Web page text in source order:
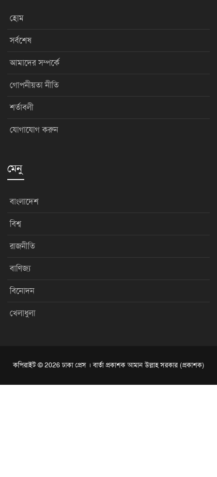
হোম
সর্বশেষ
আমাদের সম্পর্কে
গোপনীয়তা নীতি
শর্তাবলী
যোগাযোগ করুন
মেনু
বাংলাদেশ
বিশ্ব
রাজনীতি
বাণিজ্য
বিনোদন
খেলাধুলা
কপিরাইট © 2026 ঢাকা প্রেস । বার্তা প্রকাশক আমান উল্লাহ সরকার (প্রকাশক)